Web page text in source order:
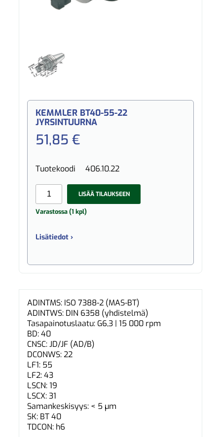
KEMMLER BT40-55-22
JYRSINTUURNA
51,85 €
Tuotekoodi 406.10.22
LISÄÄ TILAUKSEEN
Varastossa (1 kpl)
Lisätiedot ›
ADINTMS: ISO 7388-2 (MAS-BT)
ADINTWS: DIN 6358 (yhdistelmä)
Tasapainotuslaatu: G6,3 | 15 000 rpm
BD: 40
CNSC: JD/JF (AD/B)
DCONWS: 22
LF1: 55
LF2: 43
LSCN: 19
LSCX: 31
Samankeskisyys: < 5 µm
SK: BT 40
TDCON: h6